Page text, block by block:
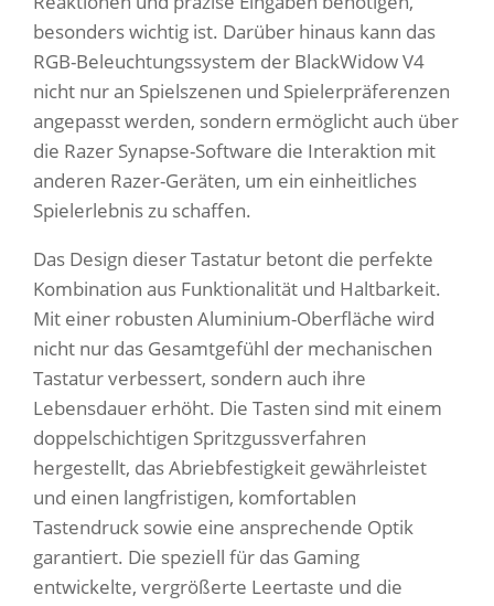
besonders wichtig ist. Darüber hinaus kann das
RGB-Beleuchtungssystem der BlackWidow V4
nicht nur an Spielszenen und Spielerpräferenzen
angepasst werden, sondern ermöglicht auch über
die Razer Synapse-Software die Interaktion mit
anderen Razer-Geräten, um ein einheitliches
Spielerlebnis zu schaffen.
Das Design dieser Tastatur betont die perfekte
Kombination aus Funktionalität und Haltbarkeit.
Mit einer robusten Aluminium-Oberfläche wird
nicht nur das Gesamtgefühl der mechanischen
Tastatur verbessert, sondern auch ihre
Lebensdauer erhöht. Die Tasten sind mit einem
doppelschichtigen Spritzgussverfahren
hergestellt, das Abriebfestigkeit gewährleistet
und einen langfristigen, komfortablen
Tastendruck sowie eine ansprechende Optik
garantiert. Die speziell für das Gaming
entwickelte, vergrößerte Leertaste und die